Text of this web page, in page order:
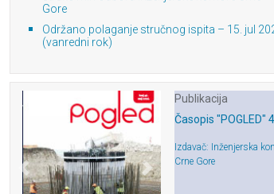
Gore
Održano polaganje stručnog ispita – 15. jul
(vanredni rok)
Publikacija
Časopis "POGLED"
Izdavač: Inženjerska
Crne Gore
Previous Next